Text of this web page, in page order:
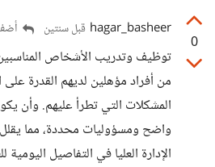
0
hagar_basheer قبل سنتين
توظيف وتدريب الأشخاص
من أفراد مؤهلين لديهم القدرة
المشكلات التي تطرأ عليهم. وأن
واضح ومسؤوليات محددة، مما
الإدارة العليا في التفاصيل اليومية